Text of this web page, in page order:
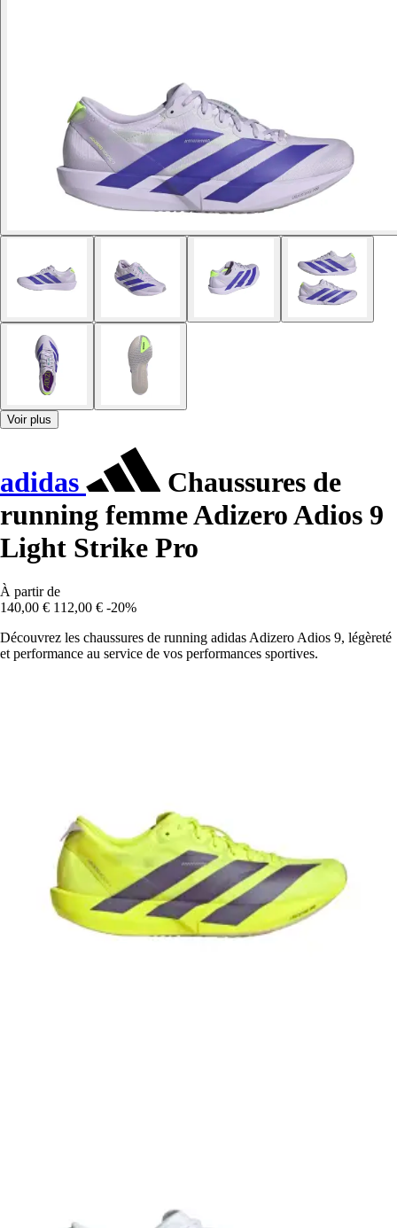
Voir plus
adidas
Chaussures de
running femme Adizero Adios 9
Light Strike Pro
À partir de
140,00 € 112,00 € -20%
Découvrez les chaussures de running adidas Adizero Adios 9, légèreté
et performance au service de vos performances sportives.